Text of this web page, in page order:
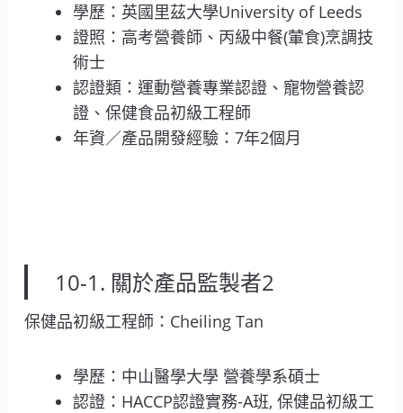
學歷：英國里茲大學University of Leeds
證照：高考營養師、丙級中餐(葷食)烹調技
術士
認證類：運動營養專業認證、寵物營養認
證、保健食品初級工程師
年資／產品開發經驗：7年2個月
10-1. 關於產品監製者2
保健品初級工程師：Cheiling Tan
學歷：中山醫學大學 營養學系碩士
認證：HACCP認證實務-A班, 保健品初級工